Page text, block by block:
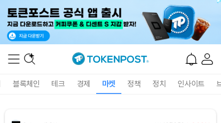
블록체인 테크 경제 마켓 정책 정치 인사이트
Tether USDt (USDT) ₩1,407 (0.00%)
Solana (SOL) ₩ 107,256 (+2.92%)